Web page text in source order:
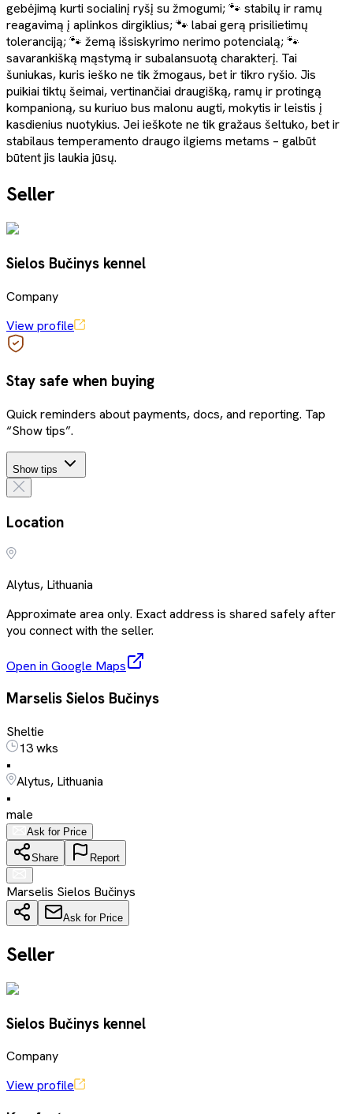
gebėjimą kurti socialinį ryšį su žmogumi; 🐾 stabilų ir ramų
reagavimą į aplinkos dirgiklius; 🐾 labai gerą prisilietimų
toleranciją; 🐾 žemą išsiskyrimo nerimo potencialą; 🐾
savarankišką mąstymą ir subalansuotą charakterį. Tai
šuniukas, kuris ieško ne tik žmogaus, bet ir tikro ryšio. Jis
puikiai tiktų šeimai, vertinančiai draugišką, ramų ir protingą
kompanioną, su kuriuo bus malonu augti, mokytis ir leistis į
kasdienius nuotykius. Jei ieškote ne tik gražaus šeltuko, bet ir
stabilaus temperamento draugo ilgiems metams – galbūt
būtent jis laukia jūsų.
Seller
Sielos Bučinys kennel
Company
View profile
Stay safe when buying
Quick reminders about payments, docs, and reporting. Tap
“Show tips”.
Show tips
Location
Alytus, Lithuania
Approximate area only. Exact address is shared safely after
you connect with the seller.
Open in Google Maps
Marselis Sielos Bučinys
Sheltie
13 wks
•
Alytus, Lithuania
•
male
Ask for Price
Share Report
Marselis Sielos Bučinys
Ask for Price
Seller
Sielos Bučinys kennel
Company
View profile